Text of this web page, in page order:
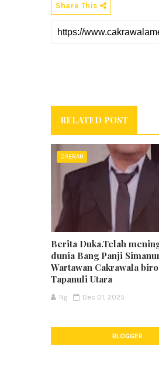
Share This
RELATED POST
DAERAH
Berita Duka.Telah
dunia Bang Panji
Wartawan Cakrawala biro
Tapanuli Utara
Ng Dec 01, 2025
BLOGGER